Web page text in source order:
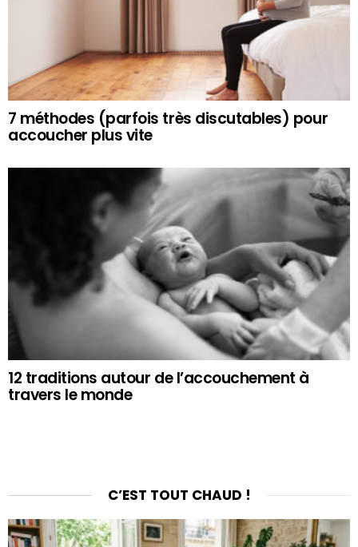
7 méthodes (parfois très discutables) pour
accoucher plus vite
12 traditions autour de l’accouchement à
travers le monde
C’EST TOUT CHAUD !